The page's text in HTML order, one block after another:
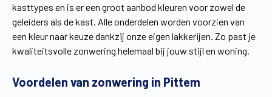
kasttypes en is er een groot aanbod kleuren voor zowel de
geleiders als de kast. Alle onderdelen worden voorzien van
een kleur naar keuze dankzij onze eigen lakkerijen. Zo past je
kwaliteitsvolle zonwering helemaal bij jouw stijl en woning.
Voordelen van zonwering in Pittem